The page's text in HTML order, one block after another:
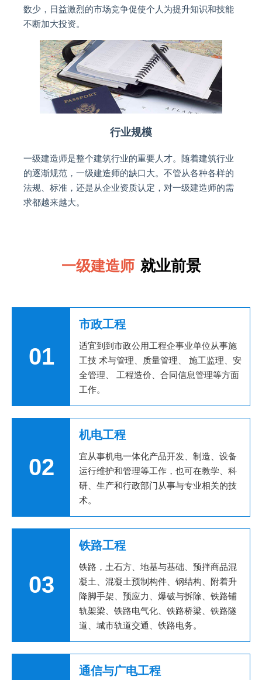
数少，日益激烈的市场竞争促使个人为提升知识和技能
不断加大投资。
行业规模
一级建造师是整个建筑行业的重要人才。随着建筑行业
的逐渐规范，一级建造师的缺口大。不管从各种各样的
法规、标准，还是从企业资质认定，对一级建造师的需
求都越来越大。
一级建造师 就业前景
01
市政工程
适宜到到市政公用工程企事业单位从事施
工技 术与管理、质量管理、 施工监理、安
全管理、 工程造价、合同信息管理等方面
工作。
02
机电工程
宜从事机电一体化产品开发、制造、设备
运行维护和管理等工作，也可在教学、科
研、生产和行政部门从事与专业相关的技
术。
03
铁路工程
铁路，土石方、地基与基础、预拌商品混
凝土、混凝土预制构件、钢结构、附着升
降脚手架、预应力、爆破与拆除、铁路铺
轨架梁、铁路电气化、铁路桥梁、铁路隧
道、城市轨道交通、铁路电务。
通信与广电工程